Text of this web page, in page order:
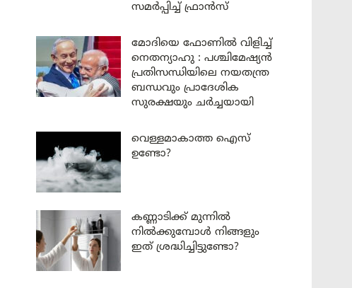
സമർപ്പിച്ച് ഫ്രാൻസ്
മോദിയെ ഫോണിൽ വിളിച്ച്
നെതന്യാഹു : പശ്ചിമേഷ്യൻ
പ്രതിസന്ധിയിലെ നയതന്ത്ര
ബന്ധവും പ്രാദേശിക
സുരക്ഷയും ചർച്ചയായി
വെള്ളമാകാത്ത ഐസ്
ഉണ്ടോ?
കണ്ണാടിക്ക് മുന്നിൽ
നിൽക്കുമ്പോൾ നിങ്ങളും
ഇത് ശ്രദ്ധിച്ചിട്ടുണ്ടോ?